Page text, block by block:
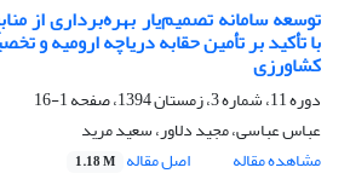
توسعه سامانه تصمیم‌یار بهره‌برداری از
با تأکید بر تأمین حقابه دریاچه ارومیه
کشاورزی
دوره 11، شماره 3، زمستان 1394، صفحه
1-16
عباس عباسی، مجید دلاور، سعید مرید
مشاهده مقاله
اصل مقاله 1.18 M